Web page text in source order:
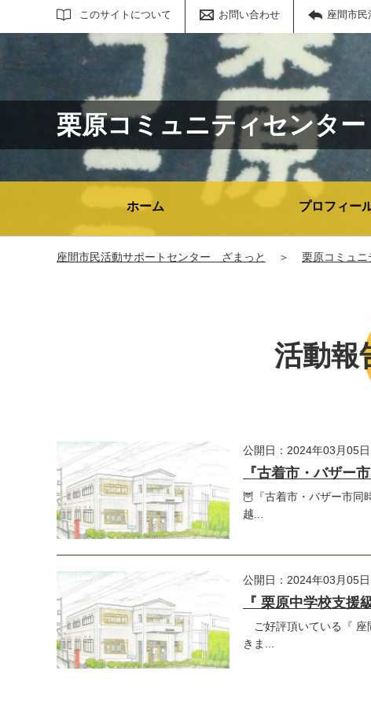
このサイトについて お問い合わせ 座間市
サイト内検索
栗原コミュニティセンター
ホーム プロフィー
座間市民活動サポートセンター ざまっと ＞ 栗原コミュニ
活動報
公開日：2024年03月05日
『古着市・バザー市
🦉『古着市・バザー市同
越...
公開日：2024年03月05日
『 栗原中学校支援
ご好評頂いている『 座
きま...